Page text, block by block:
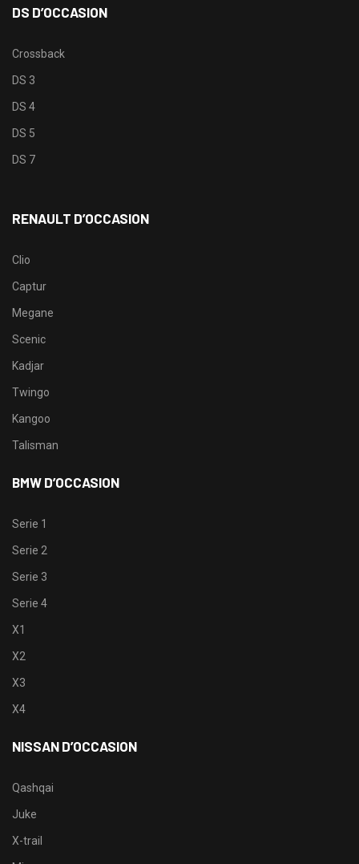
DS D’OCCASION
Crossback
DS 3
DS 4
DS 5
DS 7
RENAULT D’OCCASION
Clio
Captur
Megane
Scenic
Kadjar
Twingo
Kangoo
Talisman
BMW D’OCCASION
Serie 1
Serie 2
Serie 3
Serie 4
X1
X2
X3
X4
NISSAN D’OCCASION
Qashqai
Juke
X-trail